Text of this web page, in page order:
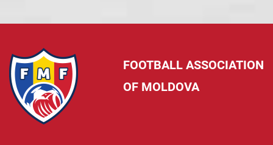
FOOTBALL ASSOCIATION
OF MOLDOVA